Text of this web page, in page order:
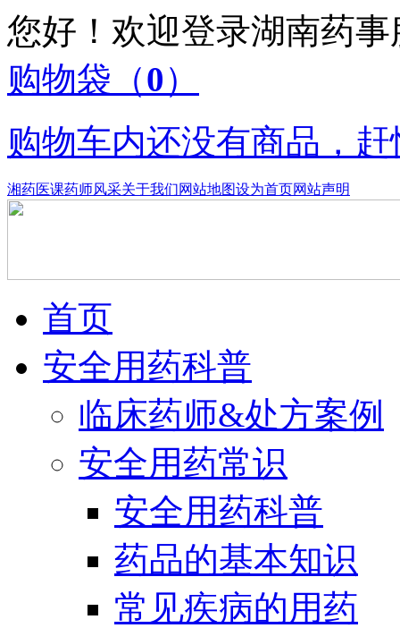
您好！欢迎登录湖南药
购物袋 （0）
购物车内还没有商品，
湘药医课药师风采关于我们网站地图设为首页网站声明
首页
安全用药科普
临床药师&处方案例
安全用药常识
安全用药科普
药品的基本知识
常见疾病的用药